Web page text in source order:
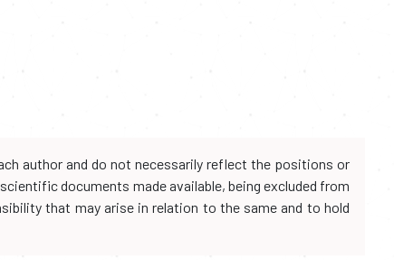
author and do not necessarily reflect the positions or
documents made available, being excluded from
that may arise in relation to the same and to hold